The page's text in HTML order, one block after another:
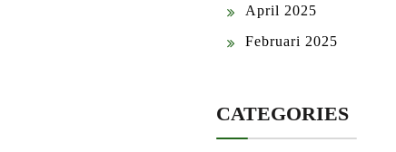
April 2025
Februari 2025
CATEGORIES